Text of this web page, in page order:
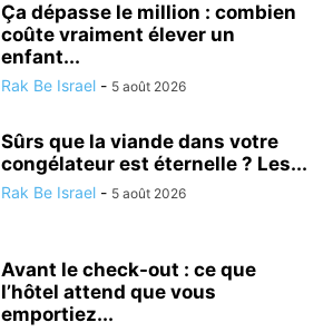
Ça dépasse le million : combien
coûte vraiment élever un
enfant...
Rak Be Israel - 5 août 2026
Sûrs que la viande dans votre
congélateur est éternelle ? Les...
Rak Be Israel - 5 août 2026
Avant le check-out : ce que
l’hôtel attend que vous
emportiez...